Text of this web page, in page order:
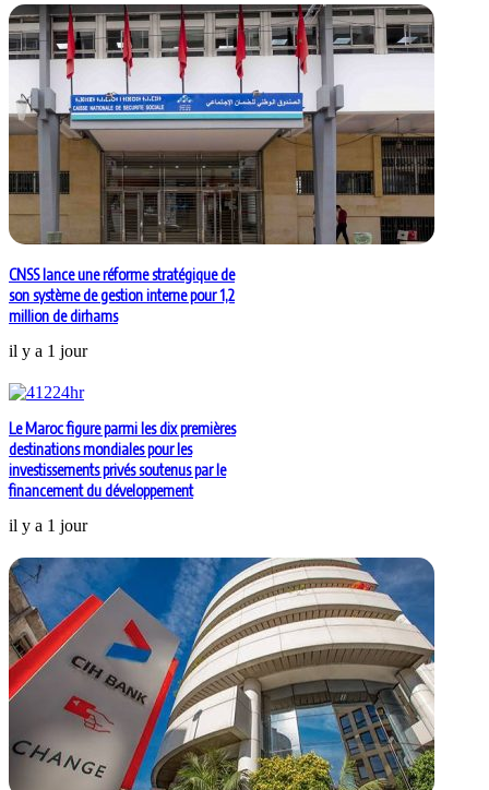
CNSS lance une réforme stratégique de
son système de gestion interne pour 1,2
million de dirhams
il y a 1 jour
Le Maroc figure parmi les dix premières
destinations mondiales pour les
investissements privés soutenus par le
financement du développement
il y a 1 jour